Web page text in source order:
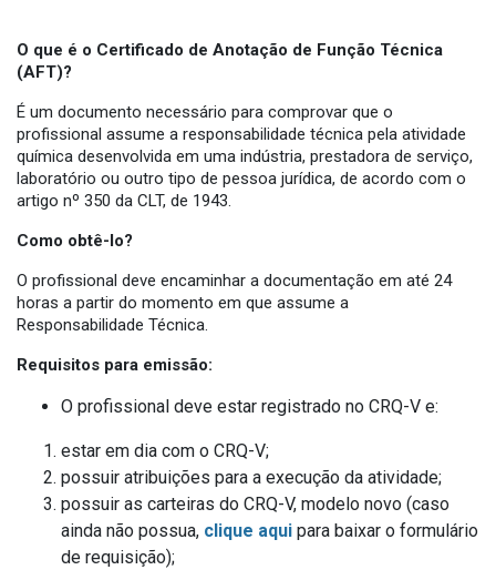
O que é o Certificado de Anotação de Função Técnica
(AFT)?
É um documento necessário para comprovar que o
profissional assume a responsabilidade técnica pela atividade
química desenvolvida em uma indústria, prestadora de serviço,
laboratório ou outro tipo de pessoa jurídica, de acordo com o
artigo nº 350 da CLT, de 1943.
Como obtê-lo?
O profissional deve encaminhar a documentação em até 24
horas a partir do momento em que assume a
Responsabilidade Técnica.
Requisitos para emissão:
O profissional deve estar registrado no CRQ-V e:
estar em dia com o CRQ-V;
possuir atribuições para a execução da atividade;
possuir as carteiras do CRQ-V, modelo novo (caso
ainda não possua, clique aqui para baixar o formulário
de requisição);